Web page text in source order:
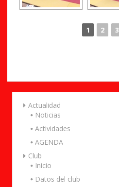
1 2 3
Actualidad
Noticias
Actividades
AGENDA
Club
Inicio
Datos del club